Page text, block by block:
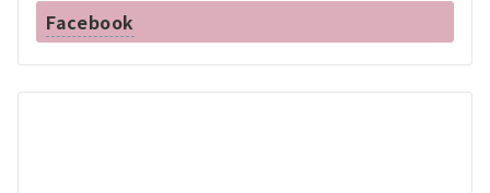
Facebook